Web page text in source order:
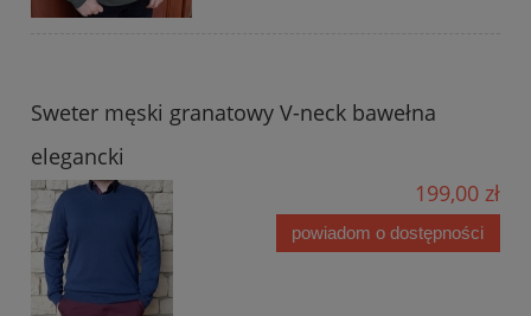
Sweter męski granatowy V-neck bawełna
elegancki
199,00 zł
powiadom o dostępności